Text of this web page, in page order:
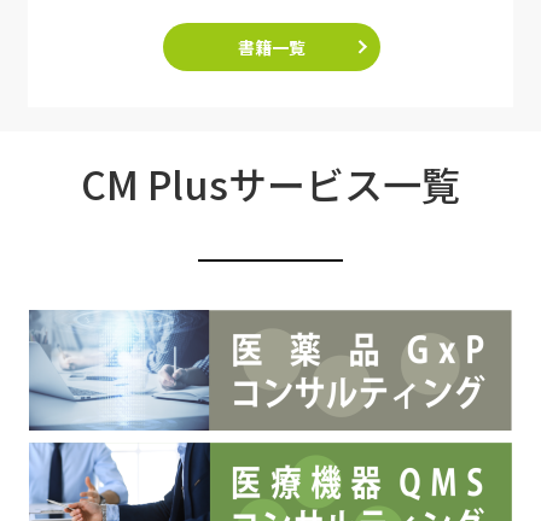
書籍一覧
CM Plusサービス一覧